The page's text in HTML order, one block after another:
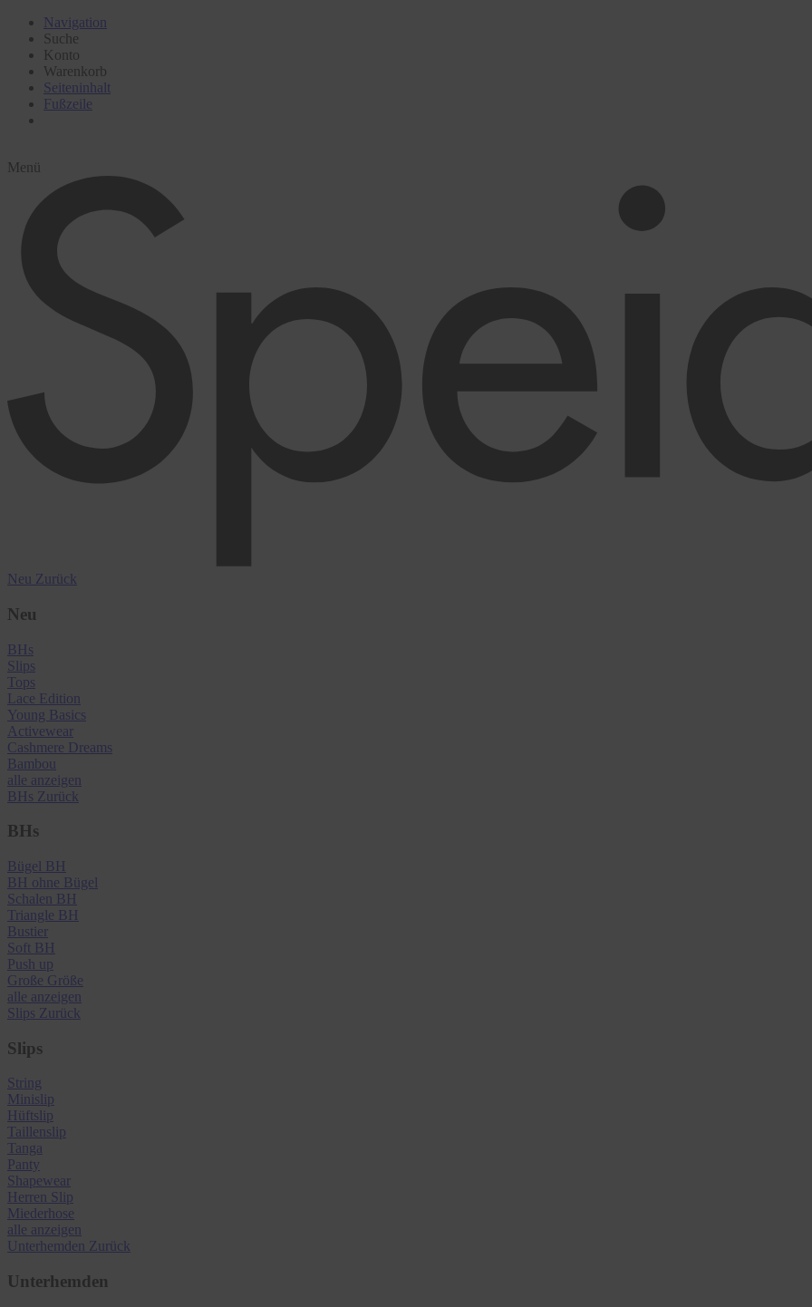
Navigation
Suche
Konto
Warenkorb
Seiteninhalt
Fußzeile
Menü
Neu Zurück
Neu
BHs
Slips
Tops
Lace Edition
Young Basics
Activewear
Cashmere Dreams
Bambou
alle anzeigen
BHs Zurück
BHs
Bügel BH
BH ohne Bügel
Schalen BH
Triangle BH
Bustier
Soft BH
Push up
Große Größe
alle anzeigen
Slips Zurück
Slips
String
Minislip
Hüftslip
Taillenslip
Tanga
Panty
Shapewear
Herren Slip
Miederhose
alle anzeigen
Unterhemden Zurück
Unterhemden